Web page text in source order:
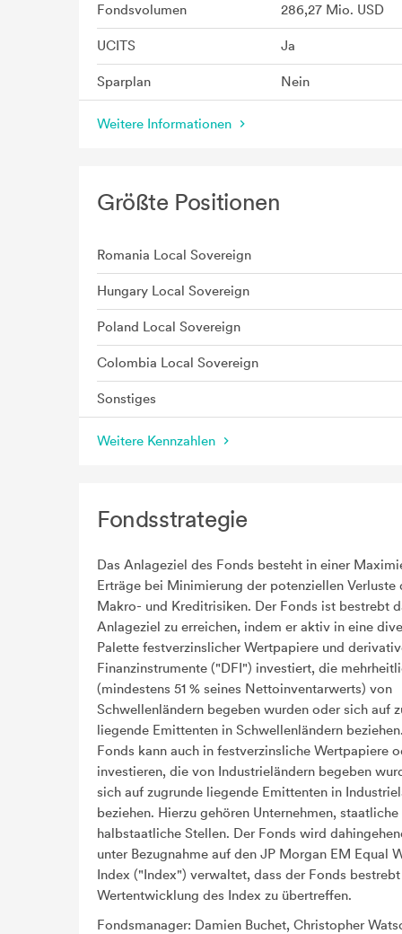
Fondsvolumen 286,27 Mio. USD
UCITS Ja
Sparplan Nein
Weitere Informationen
Größte Positionen
Romania Local Sovereign
Hungary Local Sovereign
Poland Local Sovereign
Colombia Local Sovereign
Sonstiges
Weitere Kennzahlen
Fondsstrategie
Das Anlageziel des Fonds besteht in einer
Erträge bei Minimierung der potenziellen Verluste
Makro- und Kreditrisiken. Der Fonds ist bestrebt
Anlageziel zu erreichen, indem er aktiv in eine
Palette festverzinslicher Wertpapiere und
Finanzinstrumente ("DFI") investiert, die
(mindestens 51 % seines Nettoinventarwerts) von
Schwellenländern begeben wurden oder sich auf
liegende Emittenten in Schwellenländern
Fonds kann auch in festverzinsliche Wertpapiere
investieren, die von Industrieländern begeben
sich auf zugrunde liegende Emittenten in
beziehen. Hierzu gehören Unternehmen, staatliche
halbstaatliche Stellen. Der Fonds wird
unter Bezugnahme auf den JP Morgan EM Equal
Index ("Index") verwaltet, dass der Fonds
Wertentwicklung des Index zu übertreffen.
Fondsmanager: Damien Buchet, Christopher